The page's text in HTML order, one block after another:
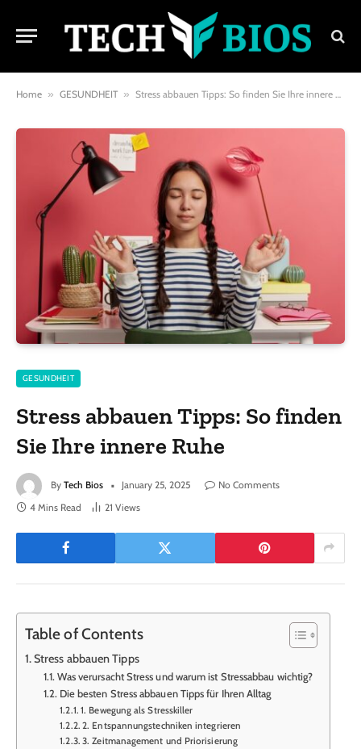
Home » GESUNDHEIT » Stress abbauen Tipps: So finden Sie Ihre innere Ruhe
GESUNDHEIT
Stress abbauen Tipps: So finden
Sie Ihre innere Ruhe
By Tech Bios January 25, 2025
No Comments
4 Mins Read
21 Views
Table of Contents
Stress abbauen Tipps
Was verursacht Stress und warum ist Stressabbau wichtig?
Die besten Stress abbauen Tipps für Ihren Alltag
1. Bewegung als Stresskiller
2. Entspannungstechniken integrieren
3. Zeitmanagement und Priorisierung